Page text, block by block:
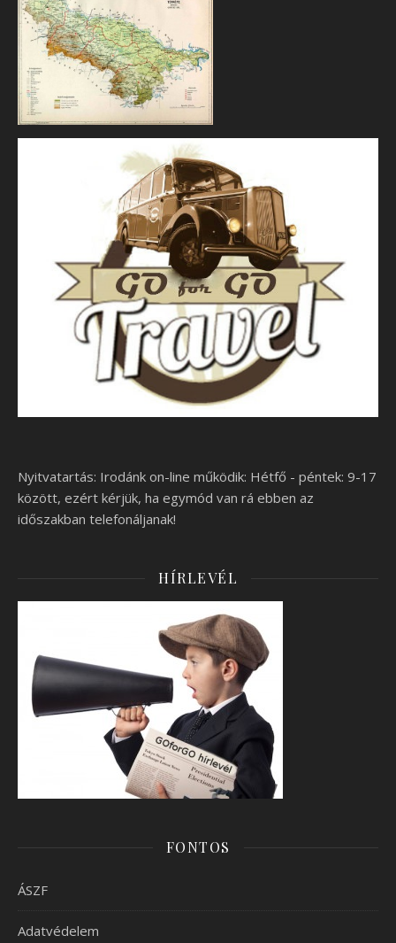
Nyitvatartás: Irodánk on-line működik: Hétfő - péntek: 9-17
között, ezért kérjük, ha egymód van rá ebben az
időszakban telefonáljanak!
HÍRLEVÉL
FONTOS
ÁSZF
Adatvédelem